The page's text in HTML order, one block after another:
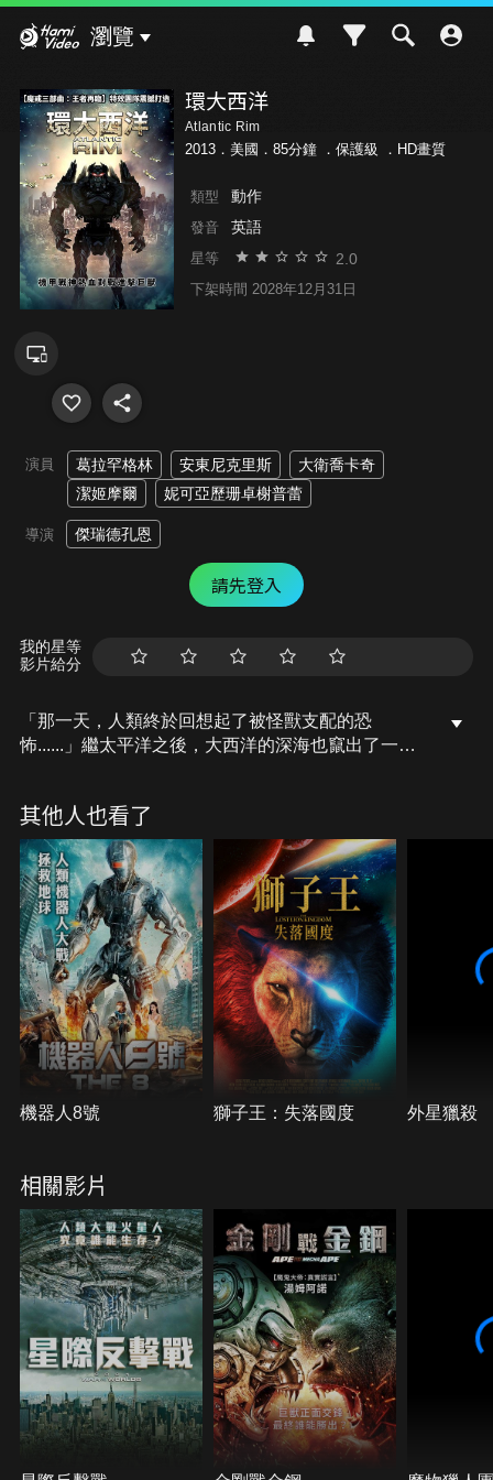
瀏覽
環大西洋
Atlantic Rim
2013．美國．85分鐘 ． 保護級 ．HD畫質
類型 動作
發音 英語
星等 2.0
下架時間 2028年12月31日
演員 葛拉罕格林 安東尼克里斯
大衛喬卡奇
潔姬摩爾
妮可亞歷珊卓榭普蕾
導演 傑瑞德孔恩
請先登入
我的星等
影片給分
「那一天，人類終於回想起了被怪獸支配的恐
怖......」繼太平洋之後，大西洋的深海也竄出了一票
的人類終結者，美國政府打造了三台機甲戰神迎擊，
左邊超大型機甲戰神、右邊鎧之戰神，中間那台就是
女戰神，人類存亡的最後希望，就在它們身上了！
其他人也看了
機器人8號 獅子王：失落國度 外星獵殺
相關影片